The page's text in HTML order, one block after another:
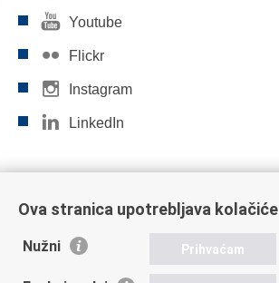
Youtube
Flickr
Instagram
LinkedIn
Ova stranica upotrebljava kolačiće
Nužni Prihvaćam